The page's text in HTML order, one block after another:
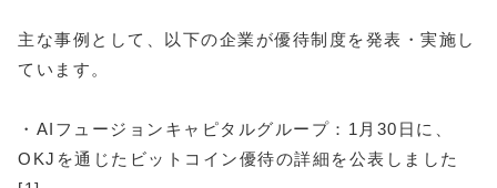
主な事例として、以下の企業が優待制度を発表・実施し
ています。
・AIフュージョンキャピタルグループ：1月30日に、
OKJを通じたビットコイン優待の詳細を公表しました